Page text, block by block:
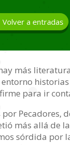
Volver a entradas
más
para ir
más allá de
sórdida por